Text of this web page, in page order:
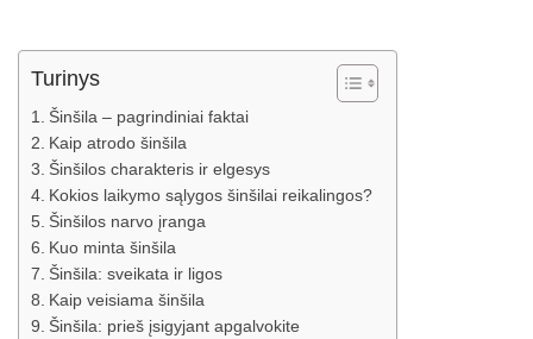
Turinys
Šinšila – pagrindiniai faktai
Kaip atrodo šinšila
Šinšilos charakteris ir elgesys
Kokios laikymo sąlygos šinšilai reikalingos?
Šinšilos narvo įranga
Kuo minta šinšila
Šinšila: sveikata ir ligos
Kaip veisiama šinšila
Šinšila: prieš įsigyjant apgalvokite